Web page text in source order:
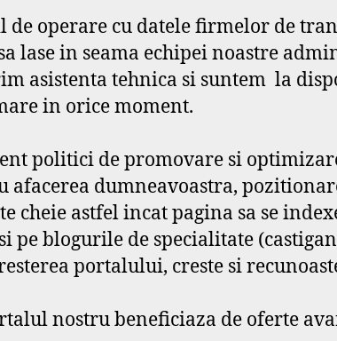
de operare cu datele firmelor de
lase in seama echipei noastre
asistenta tehnica si suntem la
in orice moment.
politici de promovare si
dumneavoastra,
astfel incat pagina sa se
pe blogurile de specialitate
portalului, creste si
nostru beneficiaza de oferte